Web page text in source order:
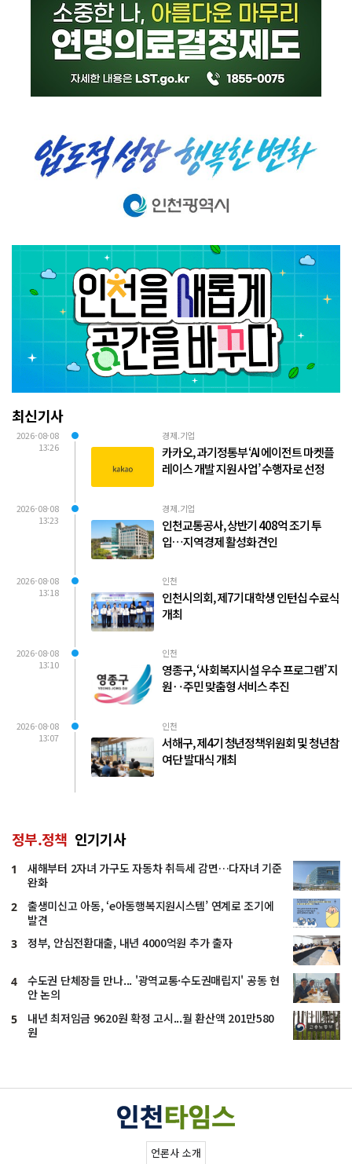
최신기사
2026-08-08
13:26
경제.기업
카카오, 과기정통부 ‘AI 에이전트 마켓플
레이스 개발 지원 사업’ 수행자로 선정
2026-08-08
13:23
경제.기업
인천교통공사, 상반기 408억 조기 투
입…지역경제 활성화 견인
2026-08-08
13:18
인천
인천시의회, 제7기 대학생 인턴십 수료식
개최
2026-08-08
13:10
인천
영종구, ‘사회복지시설 우수 프로그램’ 지
원‥주민 맞춤형 서비스 추진
2026-08-08
13:07
인천
서해구, 제4기 청년정책위원회 및 청년참
여단 발대식 개최
정부.정책 인기기사
1
새해부터 2자녀 가구도 자동차 취득세 감면…다자녀 기준
완화
2
출생미신고 아동, ‘e아동행복지원시스템’ 연계로 조기에
발견
3 정부, 안심전환대출, 내년 4000억원 추가 출자
4
수도권 단체장들 만나... '광역교통·수도권매립지' 공동 현
안 논의
5
내년 최저임금 9620원 확정 고시...월 환산액 201만580
원
언론사 소개